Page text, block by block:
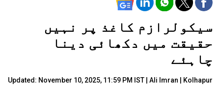
سیکولرازم کاغذ پر نہیں
حقیقت میں دکھائی دینا
چاہئے
Updated: November 10, 2025, 11:59 PM IST | Ali Imran | Kolhapur